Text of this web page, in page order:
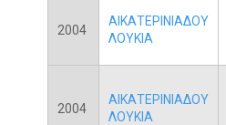
2004
ΑΙΚΑΤΕΡΙΝΙΑΔΟΥ
ΛΟΥΚΙΑ
2004
ΑΙΚΑΤΕΡΙΝΙΑΔΟΥ
ΛΟΥΚΙΑ